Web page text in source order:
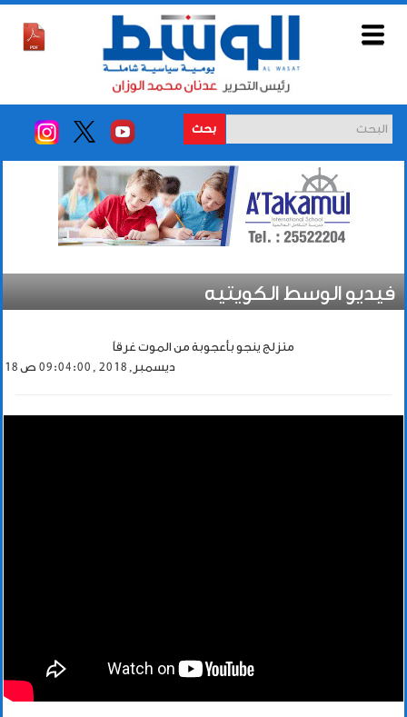
بحث
فيديو الوسط الكويتيه
متزلج ينجو بأعجوبة من الموت غرقاً
18 ديسمبر, 2018 , 09:04:00 ص